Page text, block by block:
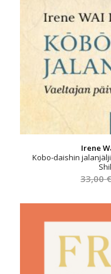
Irene
Kobo-daishin
33,00